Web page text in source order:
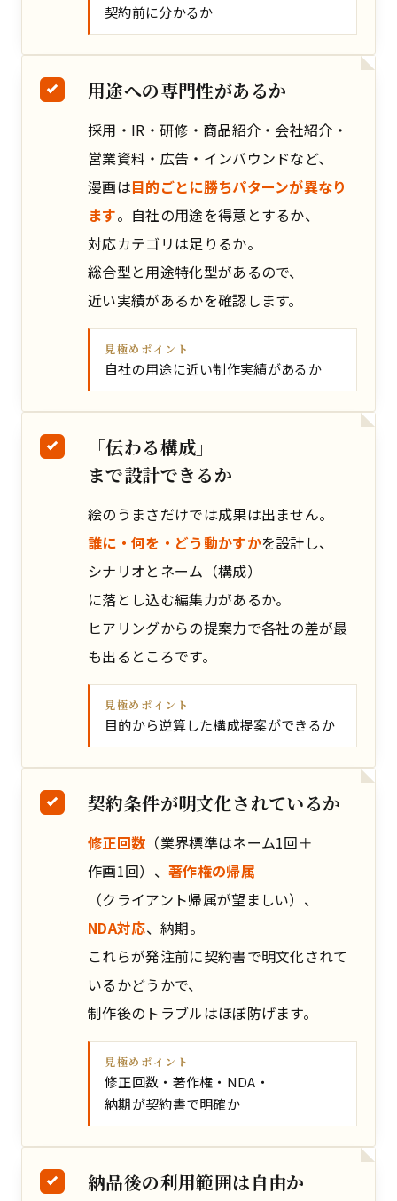
契約前に分かるか
用途への専門性があるか
採用・IR・研修・商品紹介・会社紹介・
営業資料・広告・インバウンドなど、
漫画は目的ごとに勝ちパターンが異なり
ます。自社の用途を得意とするか、
対応カテゴリは足りるか。
総合型と用途特化型があるので、
近い実績があるかを確認します。
見極めポイント
自社の用途に近い制作実績があるか
「伝わる構成」
まで設計できるか
絵のうまさだけでは成果は出ません。
誰に・何を・どう動かすかを設計し、
シナリオとネーム（構成）
に落とし込む編集力があるか。
ヒアリングからの提案力で各社の差が最
も出るところです。
見極めポイント
目的から逆算した構成提案ができるか
契約条件が明文化されているか
修正回数 （業界標準はネーム1回＋
作画1回）、 著作権の帰属
（クライアント帰属が望ましい）、
NDA対応、納期。
これらが発注前に契約書で明文化されて
いるかどうかで、
制作後のトラブルはほぼ防げます。
見極めポイント
修正回数・著作権・NDA・
納期が契約書で明確か
納品後の利用範囲は自由か